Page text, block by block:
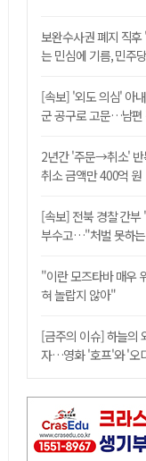
보완수사권 폐지 직
는 민심에 기름, 민주
[속보] '외도 의심' 아
군 공구로 고문…남편
2년간 '주문→취소'
취소 금액만 400억 원
[속보] 전북 경찰 간
부수고…"처벌 못하
"이란 모즈타바 매우
혀 놀랍지 않아"
[금주의 이슈] 하늘의
자…영화 '호프'와 '오